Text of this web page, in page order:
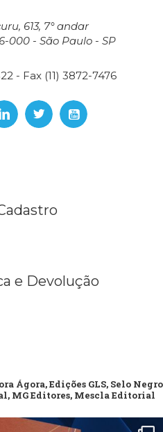
613, 7° andar
000 - São Paulo - SP
- Fax (11) 3872-7476
e Devolução
Ágora, Edições GLS, Selo Negro
MG Editores, Mescla Editorial